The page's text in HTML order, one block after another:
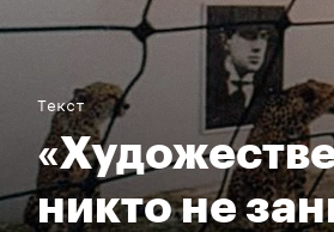
Текст
никто не